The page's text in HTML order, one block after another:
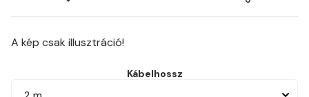
A kép csak illusztráció!
Kábelhossz